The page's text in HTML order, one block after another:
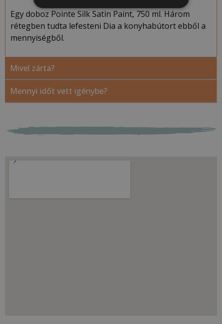
Egy doboz Pointe Silk Satin Paint, 750 ml. Három
rétegben tudta lefesteni Dia a konyhabútort ebből a
mennyiségből.
Mivel zárta?
Mennyi időt vett igénybe?